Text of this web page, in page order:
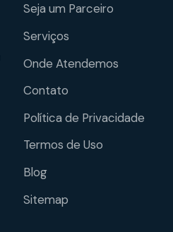
Seja um Parceiro
Serviços
Onde Atendemos
Contato
Política de Privacidade
Termos de Uso
Blog
Sitemap